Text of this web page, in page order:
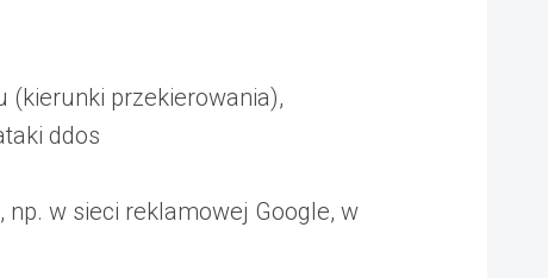
(kierunki przekierowania),
ddos
w sieci reklamowej Google, w